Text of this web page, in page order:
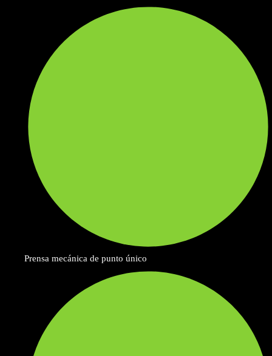
Prensa mecánica de punto único